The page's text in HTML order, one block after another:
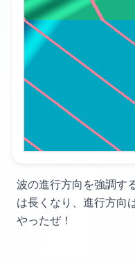
波の進行方向を強調す
は長くなり、 進行方向
やったぜ！